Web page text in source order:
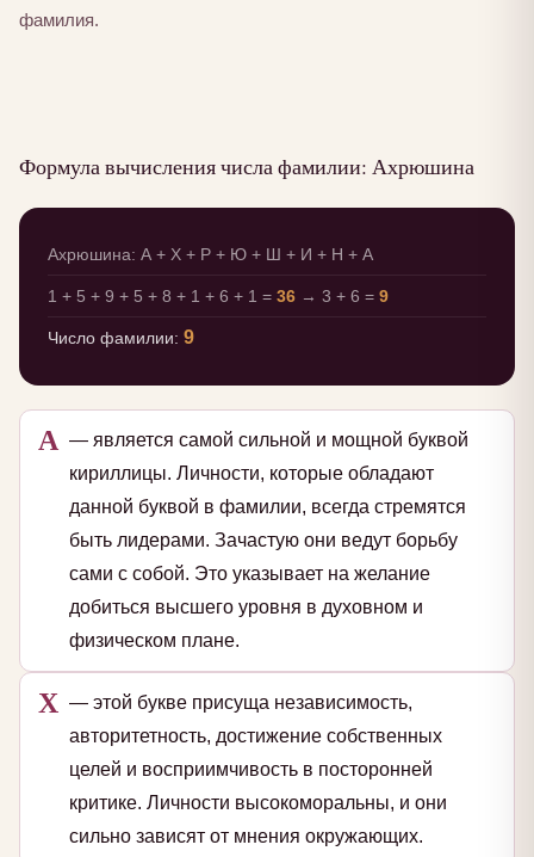
фамилия.
Формула вычисления числа фамилии: Ахрюшина
Ахрюшина: А + Х + Р + Ю + Ш + И + Н + А
1 + 5 + 9 + 5 + 8 + 1 + 6 + 1 = 36 → 3 + 6 = 9
Число фамилии: 9
А — является самой сильной и мощной буквой
кириллицы. Личности, которые обладают
данной буквой в фамилии, всегда стремятся
быть лидерами. Зачастую они ведут борьбу
сами с собой. Это указывает на желание
добиться высшего уровня в духовном и
физическом плане.
Х — этой букве присуща независимость,
авторитетность, достижение собственных
целей и восприимчивость в посторонней
критике. Личности высокоморальны, и они
сильно зависят от мнения окружающих.